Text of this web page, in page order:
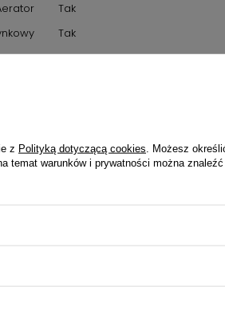
Tak
Tak
Oznaczenie CE
Przeznaczony jest do użytku
1. Przeznaczenie produktu:
2. Środki ostrożności: zawsze
instrukcji obsługi. Produkt nie
3. W przypadku produktów
do prawidłowego źródła
chyba że jest to produkt
4. W przypadku produktów
w miejscach dobrze
z Polityką dotyczącą cookies . Możesz
temat warunków i prywatności można